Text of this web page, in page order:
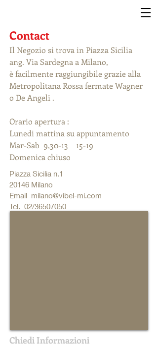
Contact
Il Negozio si trova in Piazza Sicilia
ang. Via Sardegna a Milano,
è facilmente raggiungibile grazie alla
Metropolitana Rossa fermate Wagner
o De Angeli .
Orario apertura :
Lunedi mattina su appuntamento
Mar-Sab 9,30-13 15-19
Domenica chiuso
Piazza Sicilia n.1
20146 Milano
Email milano@vibel-mi.com
Tel. 02/36507050
Chiedi Informazioni